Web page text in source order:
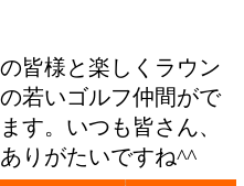
皆様と楽しくラウン
若いゴルフ仲間がで
す。いつも皆さん、
りがたいですね^^